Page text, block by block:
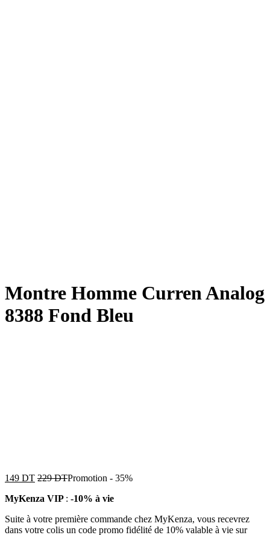
Montre Homme Curren Analog
8388 Fond Bleu
149 DT 229DTPromotion - 35%
MyKenza VIP : -10% à vie
Suite à votre première commande chez MyKenza, vous recevrez
dans votre colis un code promo fidélité de 10% valable à vie sur